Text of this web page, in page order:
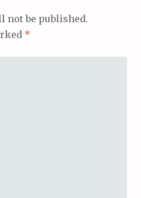
not be published.
*